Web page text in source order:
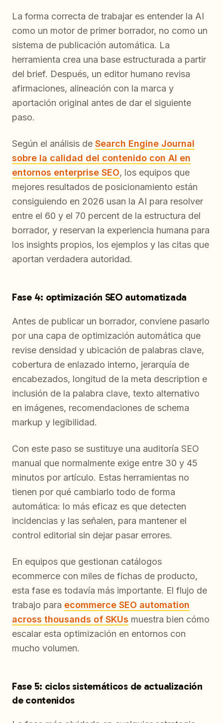
La forma correcta de trabajar es entender la AI
como un motor de primer borrador, no como un
sistema de publicación automática. La
herramienta crea una base estructurada a partir
del brief. Después, un editor humano revisa
afirmaciones, alineación con la marca y
aportación original antes de dar el siguiente
paso.
Según el análisis de Search Engine Journal
sobre la calidad del contenido con AI en
entornos enterprise SEO, los equipos que
mejores resultados de posicionamiento están
consiguiendo en 2026 usan la AI para resolver
entre el 60 y el 70 percent de la estructura del
borrador, y reservan la experiencia humana para
los insights propios, los ejemplos y las citas que
aportan verdadera autoridad.
Fase 4: optimización SEO automatizada
Antes de publicar un borrador, conviene pasarlo
por una capa de optimización automática que
revise densidad y ubicación de palabras clave,
cobertura de enlazado interno, jerarquía de
encabezados, longitud de la meta description e
inclusión de la palabra clave, texto alternativo
en imágenes, recomendaciones de schema
markup y legibilidad.
Con este paso se sustituye una auditoría SEO
manual que normalmente exige entre 30 y 45
minutos por artículo. Estas herramientas no
tienen por qué cambiarlo todo de forma
automática: lo más eficaz es que detecten
incidencias y las señalen, para mantener el
control editorial sin dejar pasar errores.
En equipos que gestionan catálogos
ecommerce con miles de fichas de producto,
esta fase es todavía más importante. El flujo de
trabajo para ecommerce SEO automation
across thousands of SKUs muestra bien cómo
escalar esta optimización en entornos con
mucho volumen.
Fase 5: ciclos sistemáticos de actualización
de contenidos